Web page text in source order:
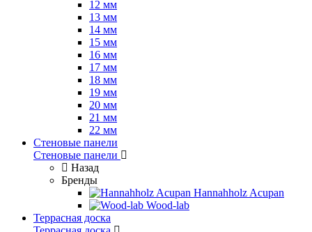
12 мм
13 мм
14 мм
15 мм
16 мм
17 мм
18 мм
19 мм
20 мм
21 мм
22 мм
Стеновые панели
Стеновые панели
Назад
Бренды
Hannahholz Acupan
Wood-lab
Террасная доска